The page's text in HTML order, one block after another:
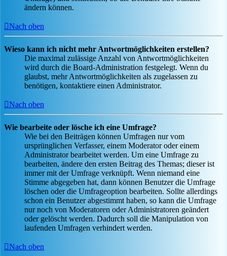
ändern können.
Nach oben
Wieso kann ich nicht mehr Antwortmöglichkeiten erstellen?
Die maximal zulässige Anzahl von Antwortmöglichkeiten
wird durch die Board-Administration festgelegt. Wenn du
glaubst, mehr Antwortmöglichkeiten als zugelassen zu
benötigen, kontaktiere einen Administrator.
Nach oben
Wie bearbeite oder lösche ich eine Umfrage?
Wie bei den Beiträgen können Umfragen nur vom
ursprünglichen Verfasser, einem Moderator oder einem
Administrator bearbeitet werden. Um eine Umfrage zu
bearbeiten, ändere den ersten Beitrag des Themas; dieser ist
immer mit der Umfrage verknüpft. Wenn niemand eine
Stimme abgegeben hat, dann können Benutzer die Umfrage
löschen oder die Umfrageoption bearbeiten. Sollte allerdings
schon ein Benutzer abgestimmt haben, so kann die Umfrage
nur noch von Moderatoren oder Administratoren geändert
oder gelöscht werden. Dadurch soll die Manipulation von
laufenden Umfragen verhindert werden.
Nach oben